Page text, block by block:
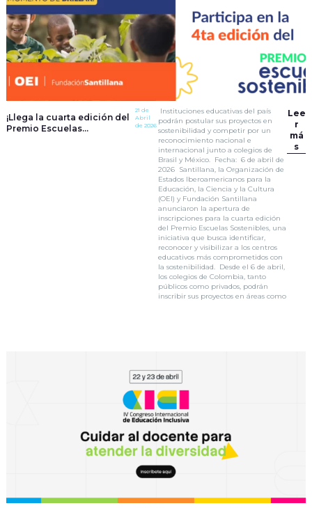
¡Llega la cuarta edición del
Premio Escuelas
21 de
Abril
de 2026
Instituciones educativas del país
podrán postular sus proyectos en
sostenibilidad y competir por un
reconocimiento nacional e
internacional junto a colegios de
Brasil y México. Fecha: 6 de abril de
2026 Santillana, la Organización de
Estados Iberoamericanos para la
Educación, la Ciencia y la Cultura
(OEI) y Fundación Santillana
anunciaron la apertura de
inscripciones para la cuarta edición
del Premio Escuelas Sostenibles, una
iniciativa que busca identificar,
reconocer y visibilizar a los centros
educativos más comprometidos con
la sostenibilidad. Desde el 6 de abril,
los colegios de Colombia, tanto
públicos como privados, podrán
inscribir sus proyectos en áreas como
Lee
r
má
s